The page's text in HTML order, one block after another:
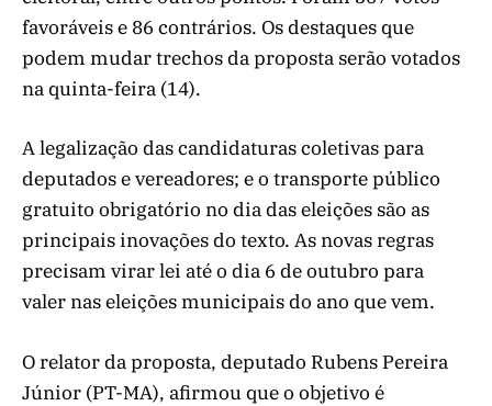
favoráveis e 86 contrários. Os destaques que
podem mudar trechos da proposta serão votados
na quinta-feira (14).
A legalização das candidaturas coletivas para
deputados e vereadores; e o transporte público
gratuito obrigatório no dia das eleições são as
principais inovações do texto. As novas regras
precisam virar lei até o dia 6 de outubro para
valer nas eleições municipais do ano que vem.
O relator da proposta, deputado Rubens Pereira
Júnior (PT-MA), afirmou que o objetivo é